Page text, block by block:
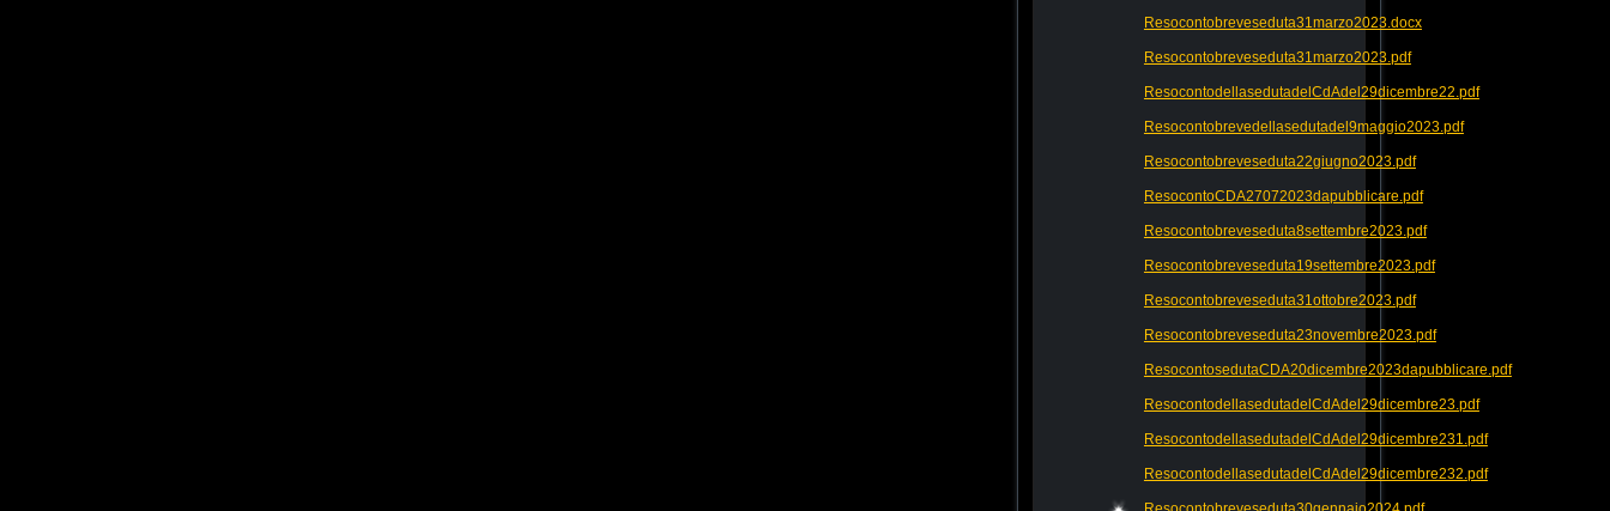
Resocontobreveseduta31marzo2023.docx
Resocontobreveseduta31marzo2023.pdf
ResocontodellasedutadelCdAdel29dicembre22.pdf
Resocontobrevedellasedutadel9maggio2023.pdf
Resocontobreveseduta22giugno2023.pdf
ResocontoCDA27072023dapubblicare.pdf
Resocontobreveseduta8settembre2023.pdf
Resocontobreveseduta19settembre2023.pdf
Resocontobreveseduta31ottobre2023.pdf
Resocontobreveseduta23novembre2023.pdf
ResocontosedutaCDA20dicembre2023dapubblicare.pdf
ResocontodellasedutadelCdAdel29dicembre23.pdf
ResocontodellasedutadelCdAdel29dicembre231.pdf
ResocontodellasedutadelCdAdel29dicembre232.pdf